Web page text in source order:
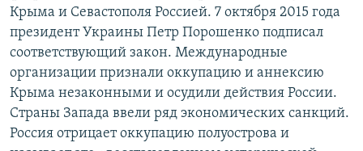
Крыма и Севастополя Россией. 7 октября 2015 года
президент Украины Петр Порошенко подписал
соответствующий закон. Международные
организации признали оккупацию и аннексию
Крыма незаконными и осудили действия России.
Страны Запада ввели ряд экономических санкций.
Россия отрицает оккупацию полуострова и